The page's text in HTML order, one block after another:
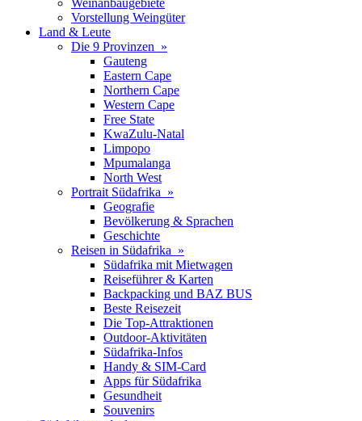
Weinanbaugebiete
Vorstellung Weingüter
Land & Leute
Die 9 Provinzen »
Gauteng
Eastern Cape
Northern Cape
Western Cape
Free State
KwaZulu-Natal
Limpopo
Mpumalanga
North West
Portrait Südafrika »
Geografie
Bevölkerung & Sprachen
Geschichte
Reisen in Südafrika »
Südafrika mit Mietwagen
Reiseführer & Karten
Backpacking und BAZ BUS
Beste Reisezeit
Die Top-Attraktionen
Outdoor-Aktivitäten
Südafrika-Infos
Handy & SIM-Card
Apps für Südafrika
Gesundheit
Souvenirs